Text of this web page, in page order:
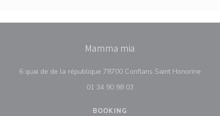
Mamma mia
6 quai de de la république 78700 Conflans Saint Honorine
01 34 90 98 03
BOOKING